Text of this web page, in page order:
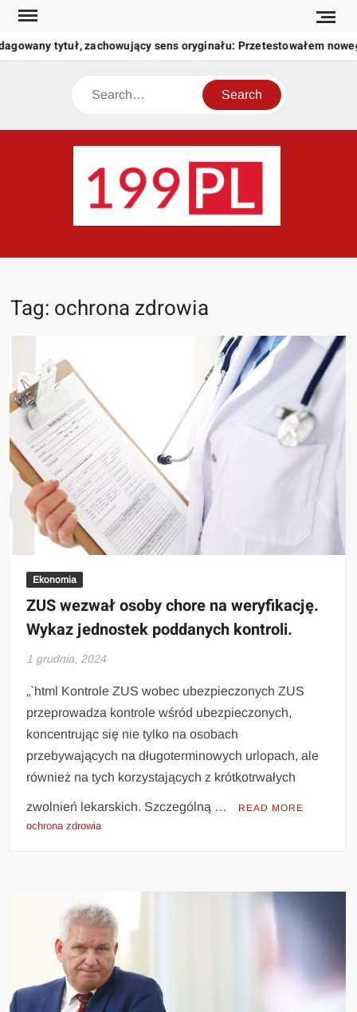
Skip
contenttytuł, zachowujący sens oryginału: Przetestowałem nowego
Search
świat
Tag: ochrona zdrowia
Ekonomia
ZUS wezwał osoby chore na weryfikację.
Wykaz jednostek poddanych kontroli.
1 grudnia, 2024
„`html Kontrole ZUS wobec ubezpieczonych ZUS
przeprowadza kontrole wśród ubezpieczonych,
koncentrując się nie tylko na osobach
przebywających na długoterminowych urlopach, ale
również na tych korzystających z krótkotrwałych
zwolnień lekarskich. Szczególną … READ MORE
ochrona zdrowia